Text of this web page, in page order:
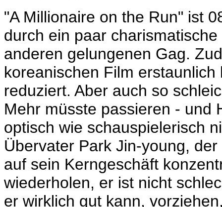
"A Millionaire on the Run" ist
durch ein paar
anderen gelungenen Gag.
koreanischen Film
reduziert. Aber auch so
Mehr müsste passieren - und
optisch wie schauspielerisch
Übervater Park Jin-young,
auf sein Kerngeschäft
wiederholen, er ist nicht
er wirklich gut kann,